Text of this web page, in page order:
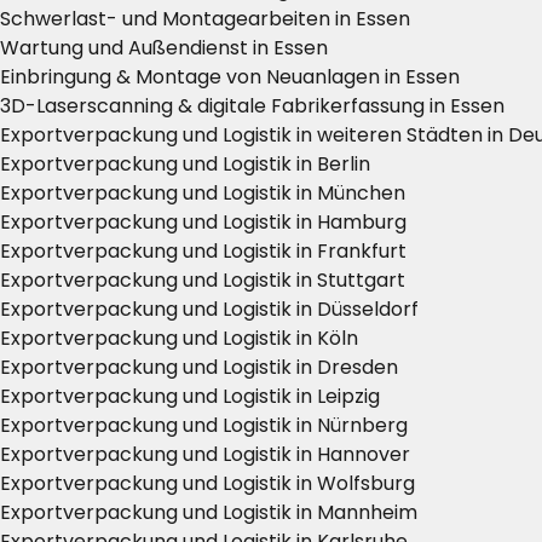
Schwerlast- und Montagearbeiten in Essen
Wartung und Außendienst in Essen
Einbringung & Montage von Neuanlagen in Essen
3D-Laserscanning & digitale Fabrikerfassung in Essen
Exportverpackung und Logistik in weiteren Städten in
Exportverpackung und Logistik in Berlin
Exportverpackung und Logistik in München
Exportverpackung und Logistik in Hamburg
Exportverpackung und Logistik in Frankfurt
Exportverpackung und Logistik in Stuttgart
Exportverpackung und Logistik in Düsseldorf
Exportverpackung und Logistik in Köln
Exportverpackung und Logistik in Dresden
Exportverpackung und Logistik in Leipzig
Exportverpackung und Logistik in Nürnberg
Exportverpackung und Logistik in Hannover
Exportverpackung und Logistik in Wolfsburg
Exportverpackung und Logistik in Mannheim